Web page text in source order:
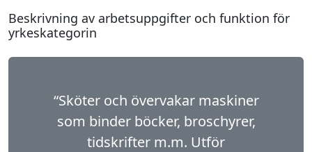
Beskrivning av arbetsuppgifter och funktion för
yrkeskategorin
“Sköter och övervakar maskiner
som binder böcker, broschyrer,
tidskrifter m.m. Utför